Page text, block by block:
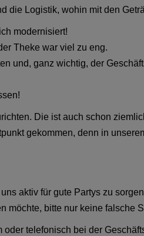
die Logistik, wohin mit den
modernisiert!
Theke war viel zu eng.
und, ganz wichtig, der
Die ist auch schon
gekommen, denn in
aktiv für gute Partys zu
möchte, bitte nur keine falsche
telefonisch bei der